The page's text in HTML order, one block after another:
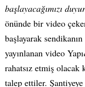
başlayacağımızı
önünde bir video
başlayarak
yayınlanan video
rahatsız etmiş
talep ettiler.